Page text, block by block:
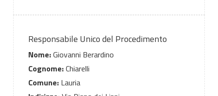
Responsabile Unico del Procedimento
Nome:Giovanni Berardino
Cognome:Chiarelli
Comune:Lauria